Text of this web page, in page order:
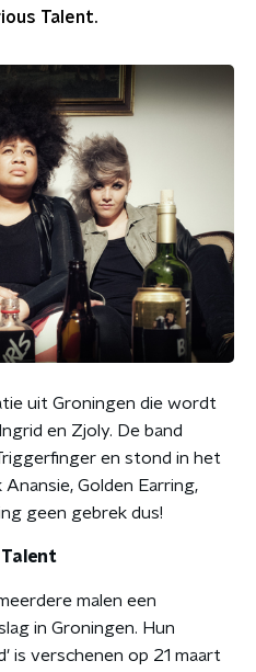
Talent.
uit Groningen die wordt
en Zjoly. De band
en stond in het
Golden Earring,
geen gebrek dus!
Talent
malen een
in Groningen. Hun
is verschenen op 21 maart